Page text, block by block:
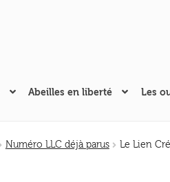
Abeilles en liberté Les
Numéro LLC déjà parus Le Lien